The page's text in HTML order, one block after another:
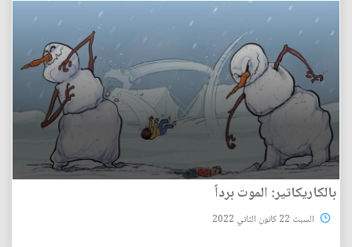
بالكاريكاتير: الموت برداً
السبت 22 كانون الثاني 2022